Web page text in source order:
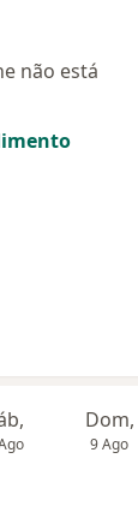
não está
Dom,
9 Ago